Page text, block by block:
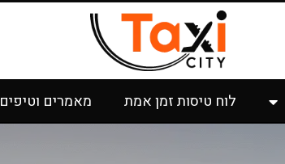
לוח טיסות זמן אמת מאמרים וטיפים